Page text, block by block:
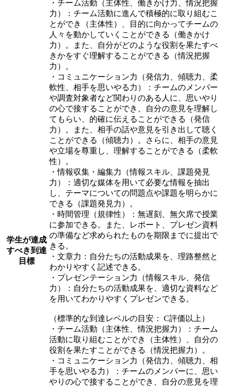
学生が達成
すべき到達
目標
・チーム活動（主体性、働きかけ力、情況把握
力）：チーム活動に進んで積極的に取り組むこ
とができ（主体性）、目的に向かってチームの
人々を動かしていくことができる（働きかけ
力）。また、自分がどのような役割を果たすべ
きかをすぐ理解することができる（情況把握
力）。
・コミュニケーション力（発信力、傾聴力、柔
軟性、相手を思いやる力）：チームのメンバー
や調査対象者など関わりのある人に、思いやり
の心で接することができ、自分の意見を理解し
てもらい、的確に伝えることができる（発信
力）。また、相手の話や意見を引き出して聴く
ことができる（傾聴力）。さらに、相手の意見
や立場を尊重し、理解することができる（柔軟
性）。
・情報収集・編集力（情報スキル、課題発見
力）：適切な媒体を用いて必要な情報を抽出
し、テーマについての問題点や課題を明らかに
できる（課題発見力）。
・時間管理（規律性）：無遅刻、無欠席で授業
に参加できる。また、レポート、プレゼン資料
の準備など求められたものを期限までに提出で
きる。
・文章力：自分たちの活動成果を、理路整然と
わかりやすく記述できる。
・プレゼンテーション力（情報スキル、発信
力）：自分たちの活動成果を、適切な資料など
を用いてわかりやすくプレゼンできる。
（標準的な到達レベルの目安： C評価以上）
・チーム活動（主体性、情況把握力）：チーム
活動に取り組むことができ（主体性）、自分の
役割を果たすことができる（情況把握力）。
・コミュニケーション力（発信力、傾聴力、相
手を思いやる力）：チームのメンバーに、思い
やりの心で接することができ、自分の意見を理